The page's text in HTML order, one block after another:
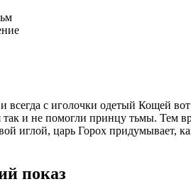
всегда с иголочки одетый Кощей
и не помогли принцу тьмы. Тем
иглой, царь Горох придумывает,
показ